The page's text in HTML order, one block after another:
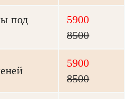
под
5900
8500
5900
8500